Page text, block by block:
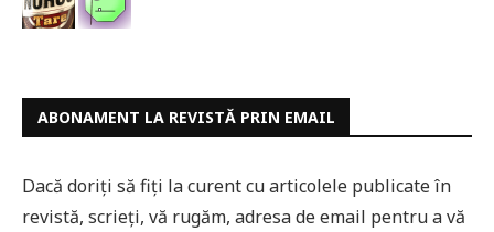
ABONAMENT LA REVISTĂ PRIN EMAIL
Dacă doriți să fiți la curent cu articolele publicate în
revistă, scrieți, vă rugăm, adresa de email pentru a vă